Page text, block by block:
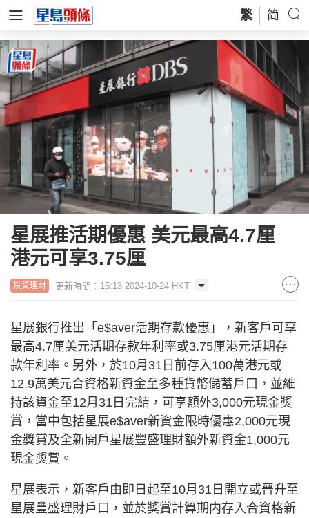
繁 简
星展推活期優惠 美元最高4.7厘
港元可享3.75厘
投資理財 更新時間：15:13 2024-10-24 HKT
星展銀行推出「e$aver活期存款優惠」，新客戶可享
最高4.7厘美元活期存款年利率或3.75厘港元活期存
款年利率。另外，於10月31日前存入100萬港元或
12.9萬美元合資格新資金至多種貨幣儲蓄戶口，並維
持該資金至12月31日完結，可享額外3,000元現金獎
賞，當中包括星展e$aver新資金限時優惠2,000元現
金獎賞及全新開戶星展豐盛理財額外新資金1,000元
現金獎賞。
星展表示，新客戶由即日起至10月31日開立或晉升至
星展豐盛理財戶口，並於獎賞計算期内存入合資格新